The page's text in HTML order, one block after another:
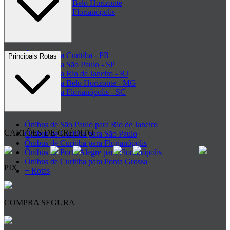
Rodoviária de Belo Horizonte
Rodoviária de Florianópolis
+ Rodoviárias
Ônibus para Curitiba - PR
Ônibus para São Paulo - SP
Ônibus para Rio de Janeiro - RJ
Ônibus para Belo Horizonte - MG
Ônibus para Florianópolis - SC
Principais Rotas
Ônibus de São Paulo para Rio de Janeiro
Ônibus de Curitiba para São Paulo
Ônibus de Curitiba para Florianópolis
Ônibus de Porto Alegre para Florianópolis
Ônibus de Curitiba para Ponta Grossa
+ Rotas
CARTÕES DE CRÉDITO
PIX
COMPRA SEGURA